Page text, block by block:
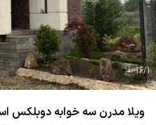
16/1
ویلا مدرن سه خوابه دوبلکس